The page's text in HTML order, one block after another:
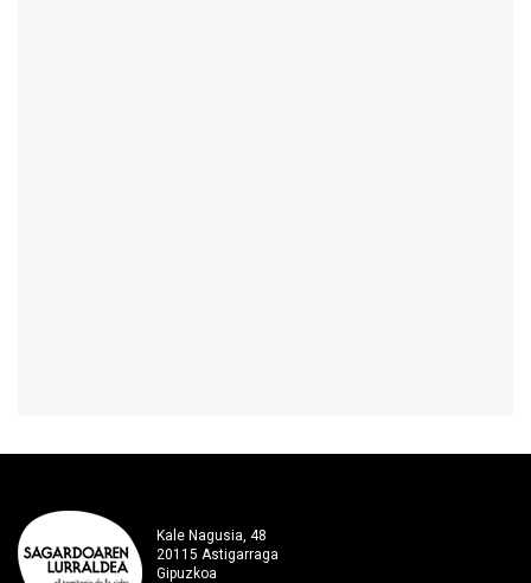
Kale Nagusia, 48
20115 Astigarraga
Gipuzkoa